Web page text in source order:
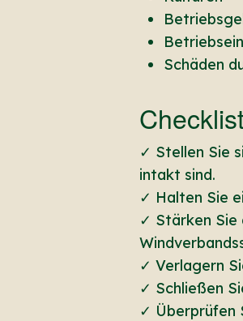
Schäden
✓ Stellen Sie
intakt sind.
✓ Halten Sie
✓ Stärken Sie
✓ Verlagern
✓ Schließen
✓ Überprüfen